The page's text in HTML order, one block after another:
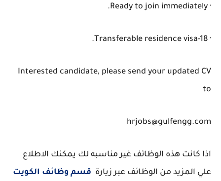
· Ready to join immediately.
· Transferable residence visa-18.
Interested candidate, please send your updated CV
to
hrjobs@gulfengg.com
اذا كانت هذه الوظائف غير مناسبه لك يمكنك الاطلاع
علي المزيد من الوظائف عبر زيارة قسم وظائف الكويت